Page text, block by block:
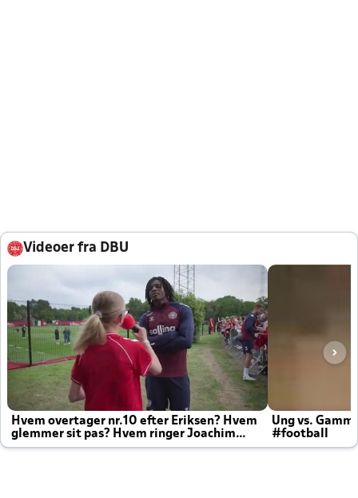
Videoer fra DBU
Hvem overtager nr.10 efter Eriksen? Hvem
glemmer sit pas? Hvem ringer Joachim
altid til efter kampe?
Ung vs.
#football